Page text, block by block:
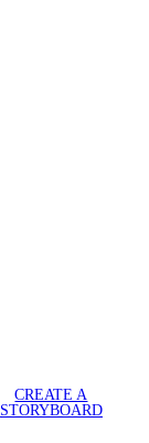
CREATE A
STORYBOARD